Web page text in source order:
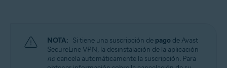
Avast SecureLine VPN 4.x para Mac
Avast SecureLine VPN 6.x para Android
Avast SecureLine VPN 6.x para iOS
NOTA: Si tiene una suscripción de pago de Avast
SecureLine VPN, la desinstalación de la aplicación
no cancela automáticamente la suscripción. Para